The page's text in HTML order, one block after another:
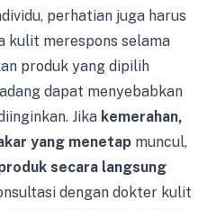
perhatian juga harus
kulit merespons selama
produk yang dipilih
dapat menyebabkan
Jika kemerahan,
yang menetap muncul,
secara langsung
dengan dokter kulit